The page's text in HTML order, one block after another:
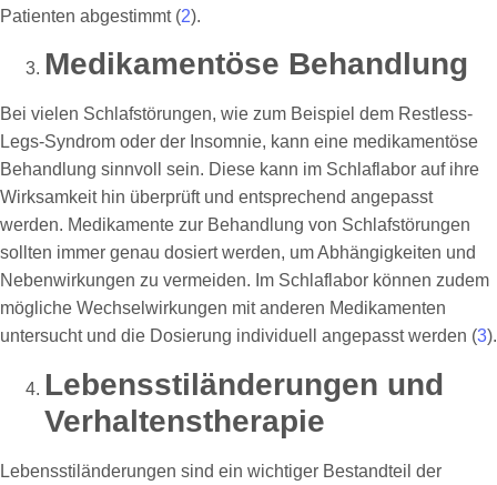
Patienten abgestimmt (2).
Medikamentöse Behandlung
Bei vielen Schlafstörungen, wie zum Beispiel dem Restless-
Legs-Syndrom oder der Insomnie, kann eine medikamentöse
Behandlung sinnvoll sein. Diese kann im Schlaflabor auf ihre
Wirksamkeit hin überprüft und entsprechend angepasst
werden. Medikamente zur Behandlung von Schlafstörungen
sollten immer genau dosiert werden, um Abhängigkeiten und
Nebenwirkungen zu vermeiden. Im Schlaflabor können zudem
mögliche Wechselwirkungen mit anderen Medikamenten
untersucht und die Dosierung individuell angepasst werden (3).
Lebensstiländerungen und
Verhaltenstherapie
Lebensstiländerungen sind ein wichtiger Bestandteil der